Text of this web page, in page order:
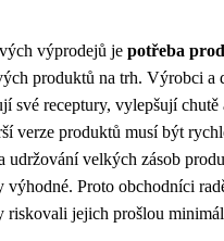
výprodejů je potřeba
produktů na trh. Výrobci a
své receptury, vylepšují chutě
verze produktů musí být
udržování velkých zásob
výhodné. Proto obchodníci
riskovali jejich prošlou